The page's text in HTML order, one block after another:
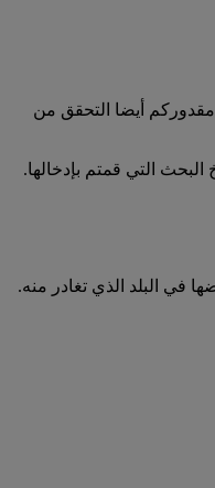
أيضا التحقق من
البحث التي قمتم بإدخالها.
في البلد الذي تغادر منه.